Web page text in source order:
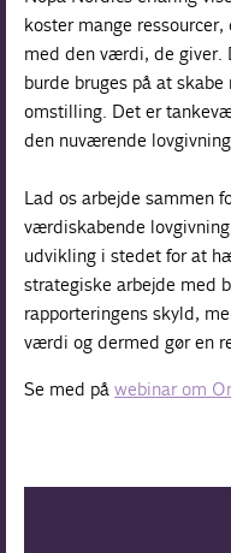
koster mange
med den værdi, de giver.
burde bruges på at
omstilling. Det er
den nuværende
Lad os arbejde sammen
værdiskabende
udvikling i stedet for at
strategiske arbejde med
rapporteringens skyld,
værdi og dermed gør en
Se med påwebinar om